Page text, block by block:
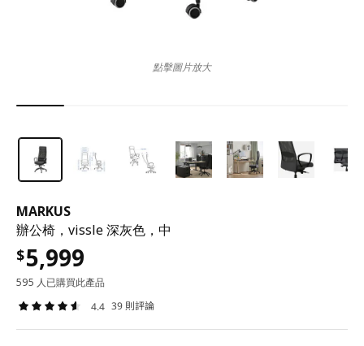
MARKUS
辦公椅，vissle 深灰色，中
$5,999
595 人已購買此產品
4.4 39 則評論
點擊圖片放大